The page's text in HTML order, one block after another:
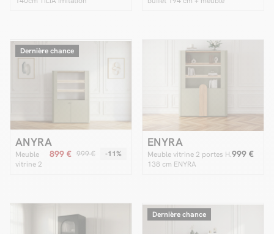
Dernière chance
ANYRA
Meuble
vitrine 2
899 € 999 € -11%
ENYRA
Meuble vitrine 2 portes H.
138 cm ENYRA
999 €
Dernière chance